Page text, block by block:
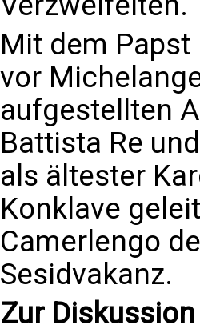
Mit dem
vor
aufgestellten
Battista Re
als ältester
Konklave
Camerlengo
Sesidvakanz.
Zur